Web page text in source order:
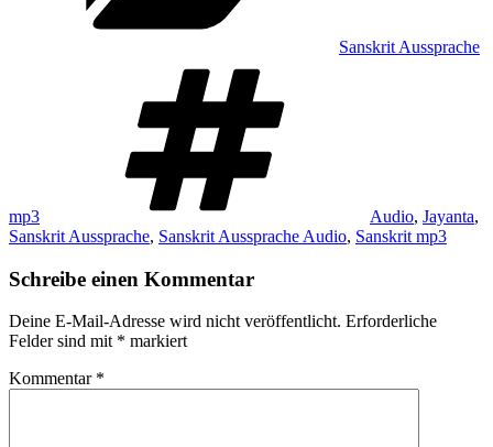
Sanskrit Aussprache
mp3 Audio, Jayanta,
Sanskrit Aussprache, Sanskrit Aussprache Audio, Sanskrit mp3
Schreibe einen Kommentar
Deine E-Mail-Adresse wird nicht veröffentlicht. Erforderliche
Felder sind mit * markiert
Kommentar *